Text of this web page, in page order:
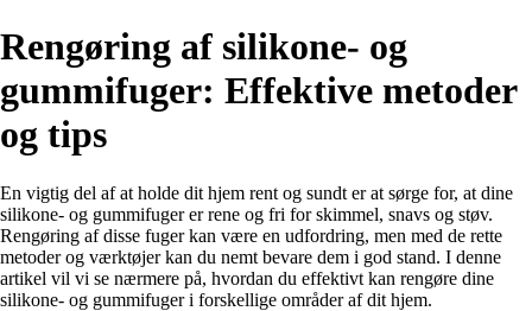
Rengøring af silikone- og
gummifuger: Effektive metoder
og tips
En vigtig del af at holde dit hjem rent og sundt er at sørge for, at dine
silikone- og gummifuger er rene og fri for skimmel, snavs og støv.
Rengøring af disse fuger kan være en udfordring, men med de rette
metoder og værktøjer kan du nemt bevare dem i god stand. I denne
artikel vil vi se nærmere på, hvordan du effektivt kan rengøre dine
silikone- og gummifuger i forskellige områder af dit hjem.